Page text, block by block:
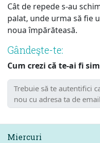
Cât de repede s-au
palat, unde urma să fie
noua împărăteasă.
Gândeşte-te:
Cum crezi că te-ai fi
Miercuri